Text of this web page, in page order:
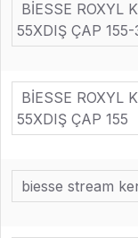
BİESSE ROXYL
55XDIŞ ÇAP 155-
BİESSE ROXYL
55XDIŞ ÇAP 155
biesse stream